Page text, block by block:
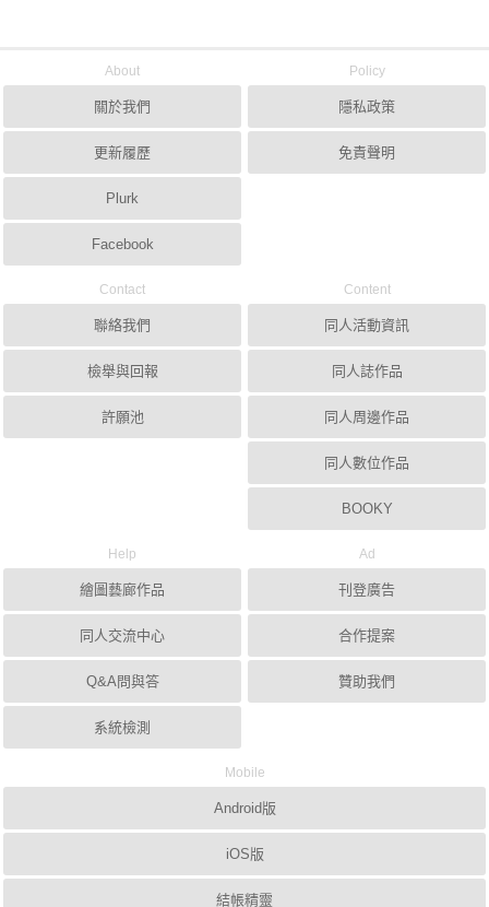
About
關於我們
更新履歷
Plurk
Facebook
Policy
隱私政策
免責聲明
Contact
聯絡我們
檢舉與回報
許願池
Content
同人活動資訊
同人誌作品
同人周邊作品
同人數位作品
BOOKY
Help
繪圖藝廊作品
同人交流中心
Q&A問與答
系統檢測
Ad
刊登廣告
合作提案
贊助我們
Mobile
Android版
iOS版
結帳精靈